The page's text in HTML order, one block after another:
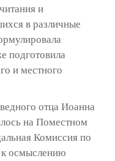
и
в различные
подготовила
и местного
отца Иоанна
на Поместном
Комиссия по
к осмыслению